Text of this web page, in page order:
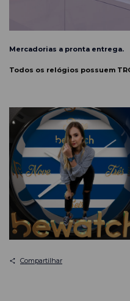
Mercadorias a pronta entrega.
Todos os relógios possuem
Compartilhar